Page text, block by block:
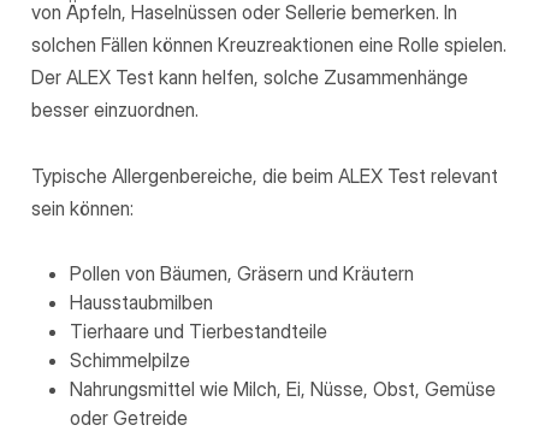
von Äpfeln, Haselnüssen oder Sellerie bemerken. In
solchen Fällen können Kreuzreaktionen eine Rolle spielen.
Der ALEX Test kann helfen, solche Zusammenhänge
besser einzuordnen.
Typische Allergenbereiche, die beim ALEX Test relevant
sein können:
Pollen von Bäumen, Gräsern und Kräutern
Hausstaubmilben
Tierhaare und Tierbestandteile
Schimmelpilze
Nahrungsmittel wie Milch, Ei, Nüsse, Obst, Gemüse
oder Getreide